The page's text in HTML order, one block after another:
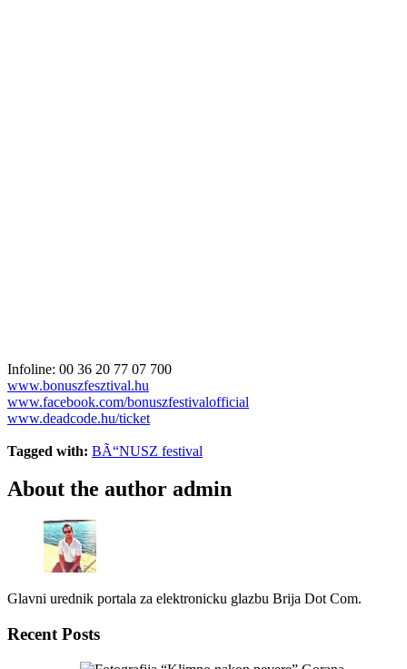
Infoline: 00 36 20 77 07 700
www.bonuszfesztival.hu
www.facebook.com/bonuszfestivalofficial
www.deadcode.hu/ticket
Tagged with: BÃ“NUSZ festival
About the author admin
Glavni urednik portala za elektronicku glazbu Brija Dot Com.
Recent Posts